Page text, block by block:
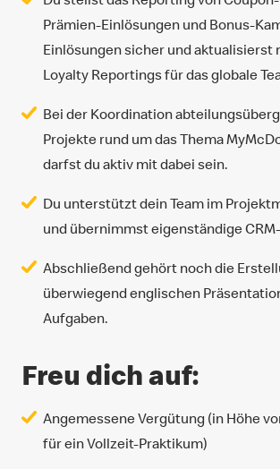
Prämien-Einlösungen und Bonus-
Einlösungen sicher und aktualisierst
Loyalty Reportings für das globale
Bei der Koordination
Projekte rund um das Thema
darfst du aktiv mit dabei sein.
Du unterstützt dein Team im
und übernimmst eigenständige
Abschließend gehört noch die
überwiegend englischen
Aufgaben.
Freu dich auf:
Angemessene Vergütung (in Höhe
für ein Vollzeit-Praktikum)